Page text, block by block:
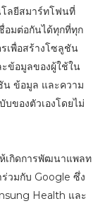
โลยีสมาร์ทโฟนที่
อมต่อกันได้ทุกที่ทุก
เพื่อสร้างโซลูชัน
ข้อมูลของผู้ใช้ใน
น ข้อมูล และความ
ของตัวเองโดยไม่
เกิดการพัฒนาแพลท
วมกับ Google ซึ่ง
Health และ